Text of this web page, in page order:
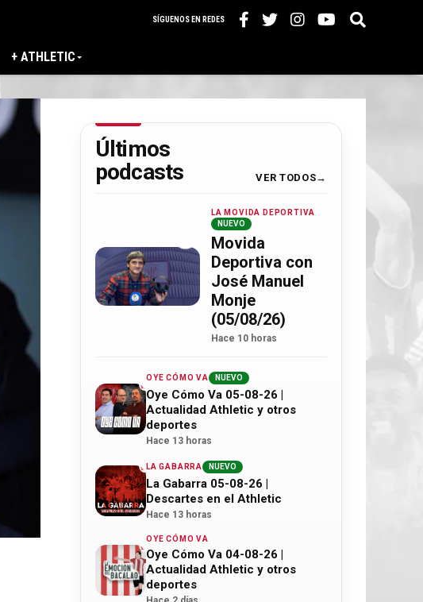
SÍGUENOS EN REDES
+ ATHLETIC
Últimos
podcasts
VER TODOS
LA MOVIDA DEPORTIVA
NUEVO
Movida
Deportiva con
José Manuel
Monje
(05/08/26)
Hace 10 horas
OYE CÓMO VA NUEVO
Oye Cómo Va 05-08-26 |
Actualidad Athletic y otros
deportes
Hace 13 horas
LA GABARRA NUEVO
La Gabarra 05-08-26 |
Descartes en el Athletic
Hace 13 horas
OYE CÓMO VA
Oye Cómo Va 04-08-26 |
Actualidad Athletic y otros
deportes